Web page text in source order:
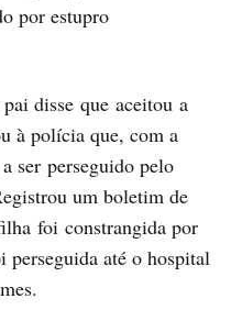
por estupro
disse que aceitou a
à polícia que, com a
ser perseguido pelo
um boletim de
foi constrangida por
perseguida até o hospital